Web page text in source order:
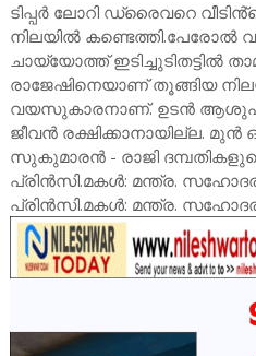
ടിപ്പർ ലോറി ഡ്രൈവറെ
നിലയിൽ കണ്ടെത്തി.പേരോൽ
ചായ്യോത്ത് ഇടിച്ചുടിതട്ടിൽ
രാജേഷിനെയാണ് തൂങ്ങിയ
വയസുകാരനാണ്. ഉടൻ
ജീവൻ രക്ഷിക്കാനായില്ല.
സുകുമാരൻ - രാജി
പ്രിൻസി.മകൾ: മന്ത്ര.
പ്രിൻസി.മകൾ: മന്ത്ര.